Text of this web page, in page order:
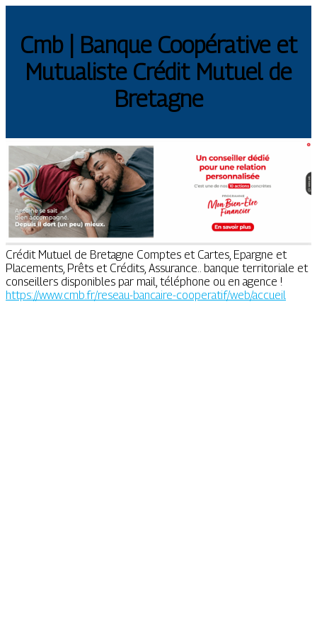
Cmb | Banque Coopérative et
Mutualiste Crédit Mutuel de
Bretagne
Crédit Mutuel de Bretagne Comptes et Cartes, Epargne et
Placements, Prêts et Crédits, Assurance.. banque territoriale et
conseillers disponibles par mail, téléphone ou en agence !
https://www.cmb.fr/reseau-bancaire-cooperatif/web/accueil